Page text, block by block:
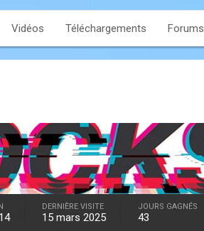
Vidéos Téléchargements Forums
DERNIÈRE VISITE
15 mars 2025
JOURS GAGNÉS
43